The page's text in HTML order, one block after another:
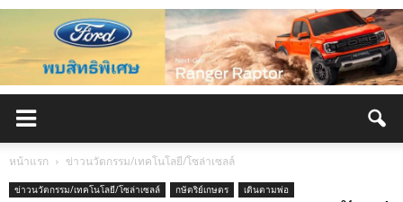
หน้าแรก ข่าวนวัตกรรม/เทคโนโลยี/โซล่าเซลล์
ข่าวนวัตกรรม/เทคโนโลยี/โซล่าเซลล์ กษัตริย์เกษตร เดินตามพ่อ